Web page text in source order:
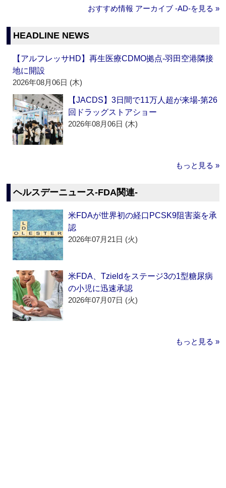
おすすめ情報 アーカイブ ‐AD‐を見る »
HEADLINE NEWS
【アルフレッサHD】再生医療CDMO拠点‐羽田空港隣接
地に開設
2026年08月06日 (木)
【JACDS】3日間で11万人超が来場‐第26
回ドラッグストアショー
2026年08月06日 (木)
もっと見る »
ヘルスデーニュース‐FDA関連‐
米FDAが世界初の経口PCSK9阻害薬を承
認
2026年07月21日 (火)
米FDA、Tzieldをステージ3の1型糖尿病
の小児に迅速承認
2026年07月07日 (火)
もっと見る »